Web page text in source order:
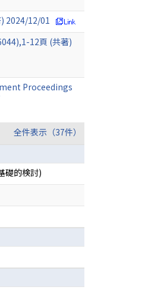
2024/12/01
12頁 (共著)
Proceedings
全件表示（37件）
礎的検討)